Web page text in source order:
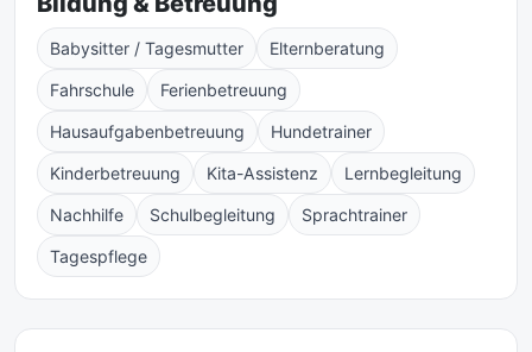
Babysitter / Tagesmutter Elternberatung
Fahrschule Ferienbetreuung
Hausaufgabenbetreuung Hundetrainer
Kinderbetreuung Kita-Assistenz Lernbegleitung
Nachhilfe Schulbegleitung Sprachtrainer
Tagespflege